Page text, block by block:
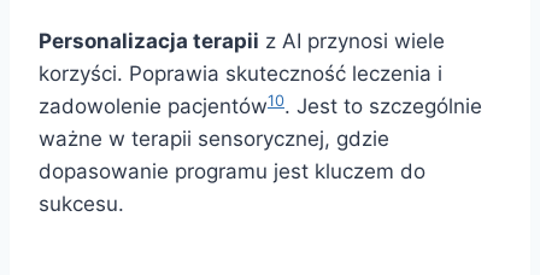
Personalizacja terapii z AI przynosi wiele
korzyści. Poprawia skuteczność leczenia i
zadowolenie pacjentów10. Jest to szczególnie
ważne w terapii sensorycznej, gdzie
dopasowanie programu jest kluczem do
sukcesu.